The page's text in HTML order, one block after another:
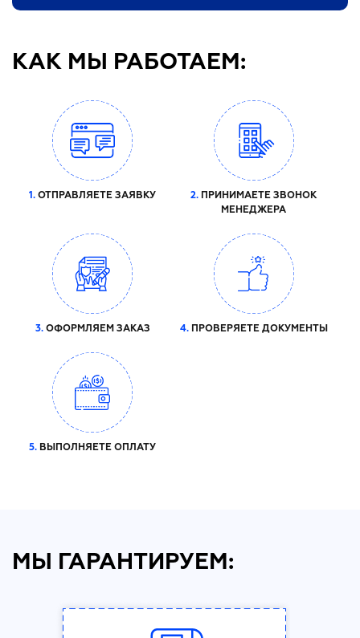
КАК МЫ РАБОТАЕМ:
1. ОТПРАВЛЯЕТЕ ЗАЯВКУ 2. ПРИНИМАЕТЕ ЗВОНОК
МЕНЕДЖЕРА
3.ОФОРМЛЯЕМ ЗАКАЗ 4.ПРОВЕРЯЕТЕ ДОКУМЕНТЫ
5. ВЫПОЛНЯЕТЕ ОПЛАТУ
МЫ ГАРАНТИРУЕМ: